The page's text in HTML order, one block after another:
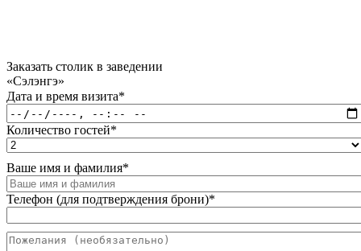
Заказать столик в заведении
«Сэлэнгэ»
Дата и время визита*
Количество гостей*
Ваше имя и фамилия*
Телефон (для подтверждения брони)*